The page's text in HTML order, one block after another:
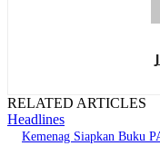
RELATED ARTICLES
Headlines
Kemenag Siapkan Buku